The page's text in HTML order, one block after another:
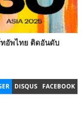
ทอัพไทย ติดอันดับ
DISQUS FACEBOOK